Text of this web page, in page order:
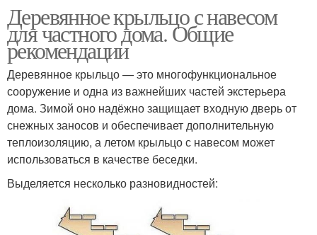
Деревянное крыльцо с навесом
для частного дома. Общие
рекомендации
Деревянное крыльцо — это многофункциональное
сооружение и одна из важнейших частей экстерьера
дома. Зимой оно надёжно защищает входную дверь от
снежных заносов и обеспечивает дополнительную
теплоизоляцию, а летом крыльцо с навесом может
использоваться в качестве беседки.
Выделяется несколько разновидностей: